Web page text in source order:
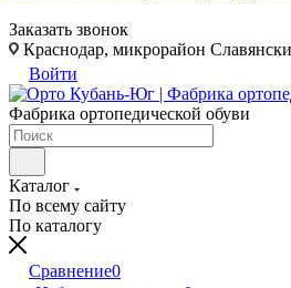
Заказать звонок
Краснодар, микрорайон
Войти
Фабрика ортопедической обуви
Каталог
По всему сайту
По каталогу
Сравнение0